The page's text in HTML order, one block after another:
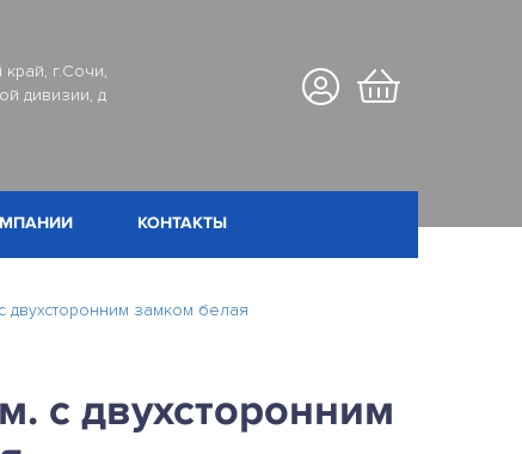
край, г.Сочи,
дивизии, д
КОНТАКТЫ
двухсторонним замком белая
с двухсторонним